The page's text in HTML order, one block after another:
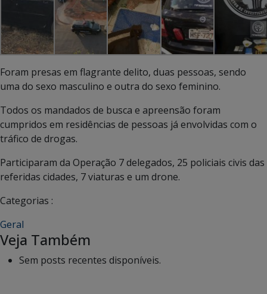
Foram presas em flagrante delito, duas pessoas, sendo
uma do sexo masculino e outra do sexo feminino.
Todos os mandados de busca e apreensão foram
cumpridos em residências de pessoas já envolvidas com o
tráfico de drogas.
Participaram da Operação 7 delegados, 25 policiais civis das
referidas cidades, 7 viaturas e um drone.
Categorias :
Geral
Veja Também
Sem posts recentes disponíveis.